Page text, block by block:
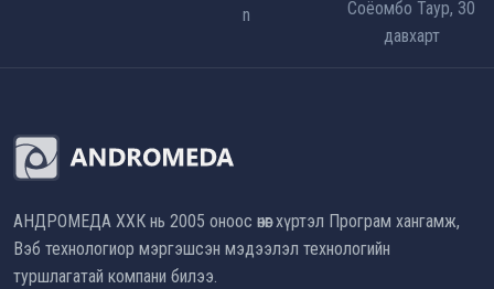
n
Соёомбо Таур, 30
давхарт
АНДРОМЕДА ХХК нь 2005 оноос өнөөг хүртэл Програм хангамж,
Вэб технологиор мэргэшсэн мэдээлэл технологийн
туршлагатай компани билээ.